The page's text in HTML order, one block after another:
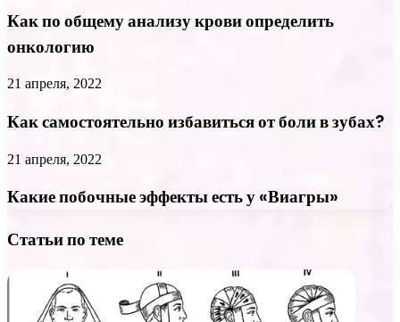
Как по общему анализу крови определить
онкологию
21 апреля, 2022
Как самостоятельно избавиться от боли в зубах?
21 апреля, 2022
Какие побочные эффекты есть у «Виагры»
Статьи по теме